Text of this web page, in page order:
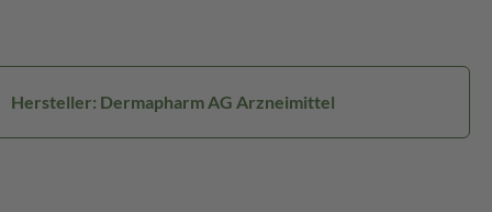
Hersteller: Dermapharm AG Arzneimittel